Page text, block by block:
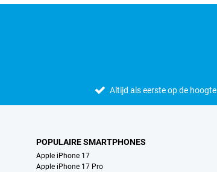
Altijd als eerste op de hoogte
POPULAIRE SMARTPHONES
Apple iPhone 17
Apple iPhone 17 Pro